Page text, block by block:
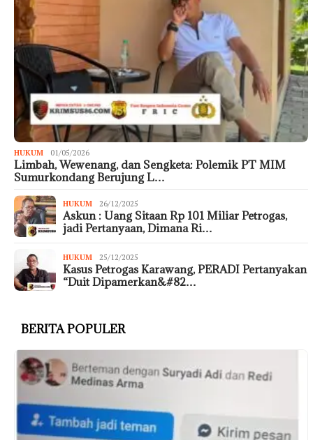
HUKUM 01/05/2026
Limbah, Wewenang, dan Sengketa: Polemik PT MIM
Sumurkondang Berujung L…
HUKUM 26/12/2025
Askun : Uang Sitaan Rp 101 Miliar Petrogas,
jadi Pertanyaan, Dimana Ri…
HUKUM 25/12/2025
Kasus Petrogas Karawang, PERADI Pertanyakan
“Duit Dipamerkan&#82…
BERITA POPULER